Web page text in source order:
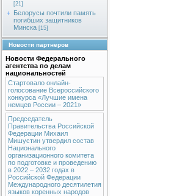
[21]
Белорусы почтили память
погибших защитников
Минска [15]
Новости партнеров
Новости Федерального
агентства по делам
национальностей
Стартовало онлайн-
голосование Всероссийского
конкурса «Лучшие имена
немцев России – 2021»
Председатель
Правительства Российской
Федерации Михаил
Мишустин утвердил состав
Национального
организационного комитета
по подготовке и проведению
в 2022 – 2032 годах в
Российской Федерации
Международного десятилетия
языков коренных народов